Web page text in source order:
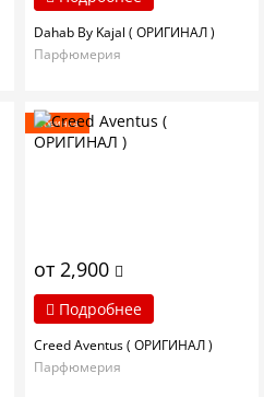
Dahab By Kajal ( ОРИГИНАЛ )
Парфюмерия
Новинка
от 2,900
Подробнее
Creed Aventus ( ОРИГИНАЛ )
Парфюмерия